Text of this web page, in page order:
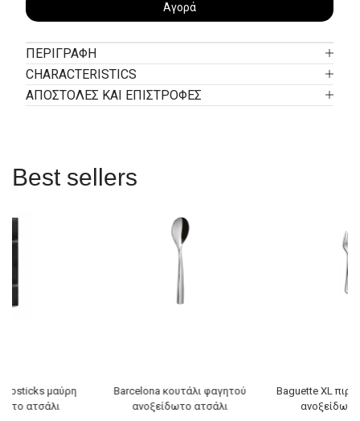
Αγορά
ΠΕΡΙΓΡΑΦΉ
CHARACTERISTICS
ΑΠΟΣΤΟΛΕΣ ΚΑΙ ΕΠΙΣΤΡΟΦΕΣ
Best sellers
μαύρη
ατσάλι
Barcelona κουτάλι φαγητού
ανοξείδωτο ατσάλι
Baguette XL